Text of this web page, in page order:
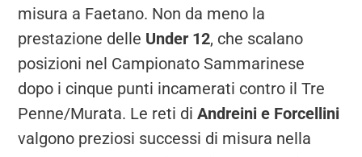
misura a Faetano. Non da meno la
prestazione delle Under 12, che scalano
posizioni nel Campionato Sammarinese
dopo i cinque punti incamerati contro il Tre
Penne/Murata. Le reti diAndreini e Forcellini
valgono preziosi successi di misura nella